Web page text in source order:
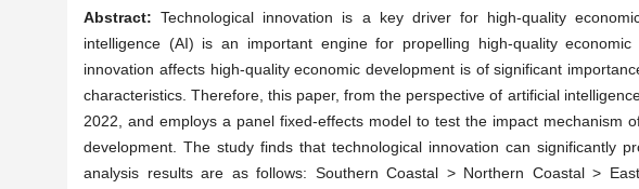
Abstract:Technological innovation is a key driver for high-quality
intelligence (AI) is an important engine for propelling high-quality
innovation affects high-quality economic development is of significant
characteristics. Therefore, this paper, from the perspective of artificial
2022, and employs a panel fixed-effects model to test the impact mechanism
development. The study finds that technological innovation can significantly
analysis results are as follows: Southern Coastal > Northern Coastal >